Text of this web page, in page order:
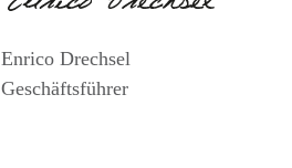
Enrico Drechsel
Geschäftsführer